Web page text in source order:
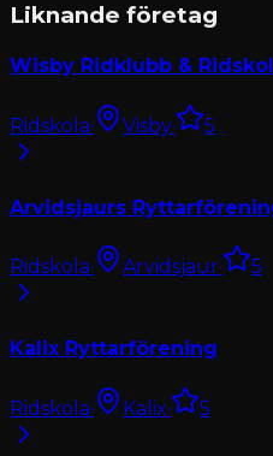
Liknande företag
Wisby Ridklubb &
Ridskola· Visby· 5
Arvidsjaurs
Ridskola· Arvidsjaur· 5
Kalix Ryttarförening
Ridskola· Kalix· 5